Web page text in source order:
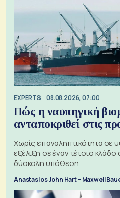
EXPERTS 08.08.2026, 07:00
Πώς η ναυπηγική
ανταποκριθεί στις
Χωρίς επαναληπτικότητα σε
εξέλιξη σε έναν τέτοιο κλάδο
δύσκολη υπόθεση
Anastasios John Hart - Maxwell